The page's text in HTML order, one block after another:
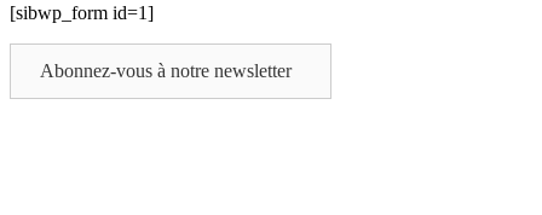
[sibwp_form id=1]
Abonnez-vous à notre newsletter